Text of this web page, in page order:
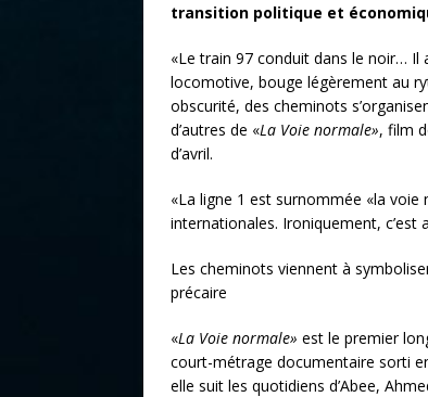
transition politique et
«Le train 97 conduit dans le noir… Il
locomotive, bouge légèrement au
obscurité, des cheminots
d’autres de «La Voie normale», film
d’avril.
«La ligne 1 est surnommée «la voie
internationales. Ironiquement, c’est
Les cheminots viennent à
précaire
«La Voie normale» est le premier
court-métrage documentaire sorti
elle suit les quotidiens d’Abee,